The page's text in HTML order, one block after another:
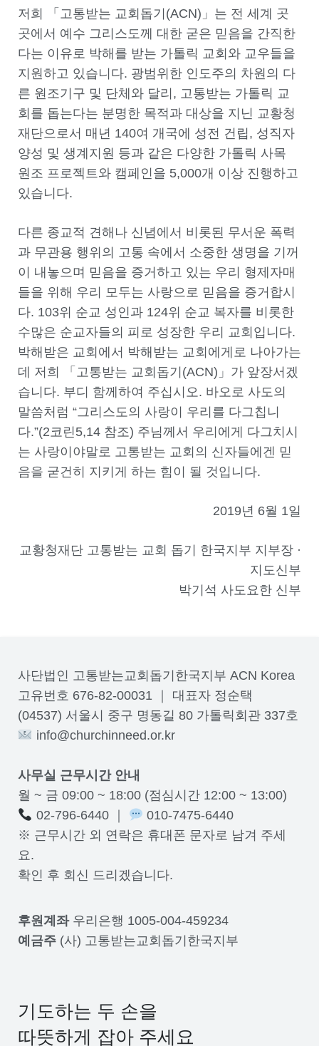
저희 「고통받는 교회돕기(ACN)」는 전 세계 곳
곳에서 예수 그리스도께 대한 굳은 믿음을 간직한
다는 이유로 박해를 받는 가톨릭 교회와 교우들을
지원하고 있습니다. 광범위한 인도주의 차원의 다
른 원조기구 및 단체와 달리, 고통받는 가톨릭 교
회를 돕는다는 분명한 목적과 대상을 지닌 교황청
재단으로서 매년 140여 개국에 성전 건립, 성직자
양성 및 생계지원 등과 같은 다양한 가톨릭 사목
원조 프로젝트와 캠페인을 5,000개 이상 진행하고
있습니다.
다른 종교적 견해나 신념에서 비롯된 무서운 폭력
과 무관용 행위의 고통 속에서 소중한 생명을 기꺼
이 내놓으며 믿음을 증거하고 있는 우리 형제자매
들을 위해 우리 모두는 사랑으로 믿음을 증거합시
다. 103위 순교 성인과 124위 순교 복자를 비롯한
수많은 순교자들의 피로 성장한 우리 교회입니다.
박해받은 교회에서 박해받는 교회에게로 나아가는
데 저희 「고통받는 교회돕기(ACN)」가 앞장서겠
습니다. 부디 함께하여 주십시오. 바오로 사도의
말씀처럼 “그리스도의 사랑이 우리를 다그칩니
다.”(2코린5,14 참조) 주님께서 우리에게 다그치시
는 사랑이야말로 고통받는 교회의 신자들에겐 믿
음을 굳건히 지키게 하는 힘이 될 것입니다.
2019년 6월 1일
교황청재단 고통받는 교회 돕기 한국지부 지부장 ·
지도신부
박기석 사도요한 신부
사단법인 고통받는교회돕기한국지부 ACN Korea
고유번호 676-82-00031 ｜ 대표자 정순택
(04537) 서울시 중구 명동길 80 가톨릭회관 337호
info@churchinneed.or.kr
사무실 근무시간 안내
월 ~ 금 09:00 ~ 18:00 (점심시간 12:00 ~ 13:00)
02-796-6440 ｜
010-7475-6440
※ 근무시간 외 연락은 휴대폰 문자로 남겨 주세
요.
확인 후 회신 드리겠습니다.
후원계좌우리은행 1005-004-459234
예금주 (사) 고통받는교회돕기한국지부
기도하는 두 손을
따뜻하게 잡아 주세요